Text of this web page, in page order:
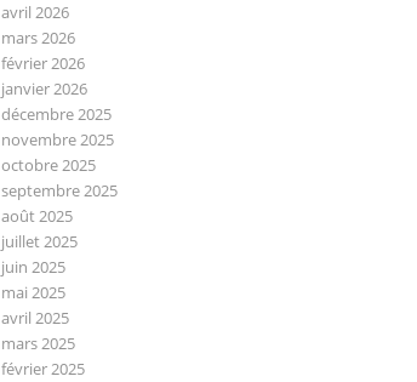
avril 2026
mars 2026
février 2026
janvier 2026
décembre 2025
novembre 2025
octobre 2025
septembre 2025
août 2025
juillet 2025
juin 2025
mai 2025
avril 2025
mars 2025
février 2025